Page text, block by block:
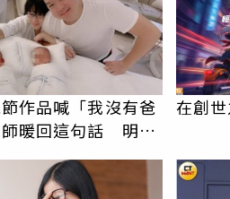
作品喊「我沒有爸
暖回這句話 明金
在創